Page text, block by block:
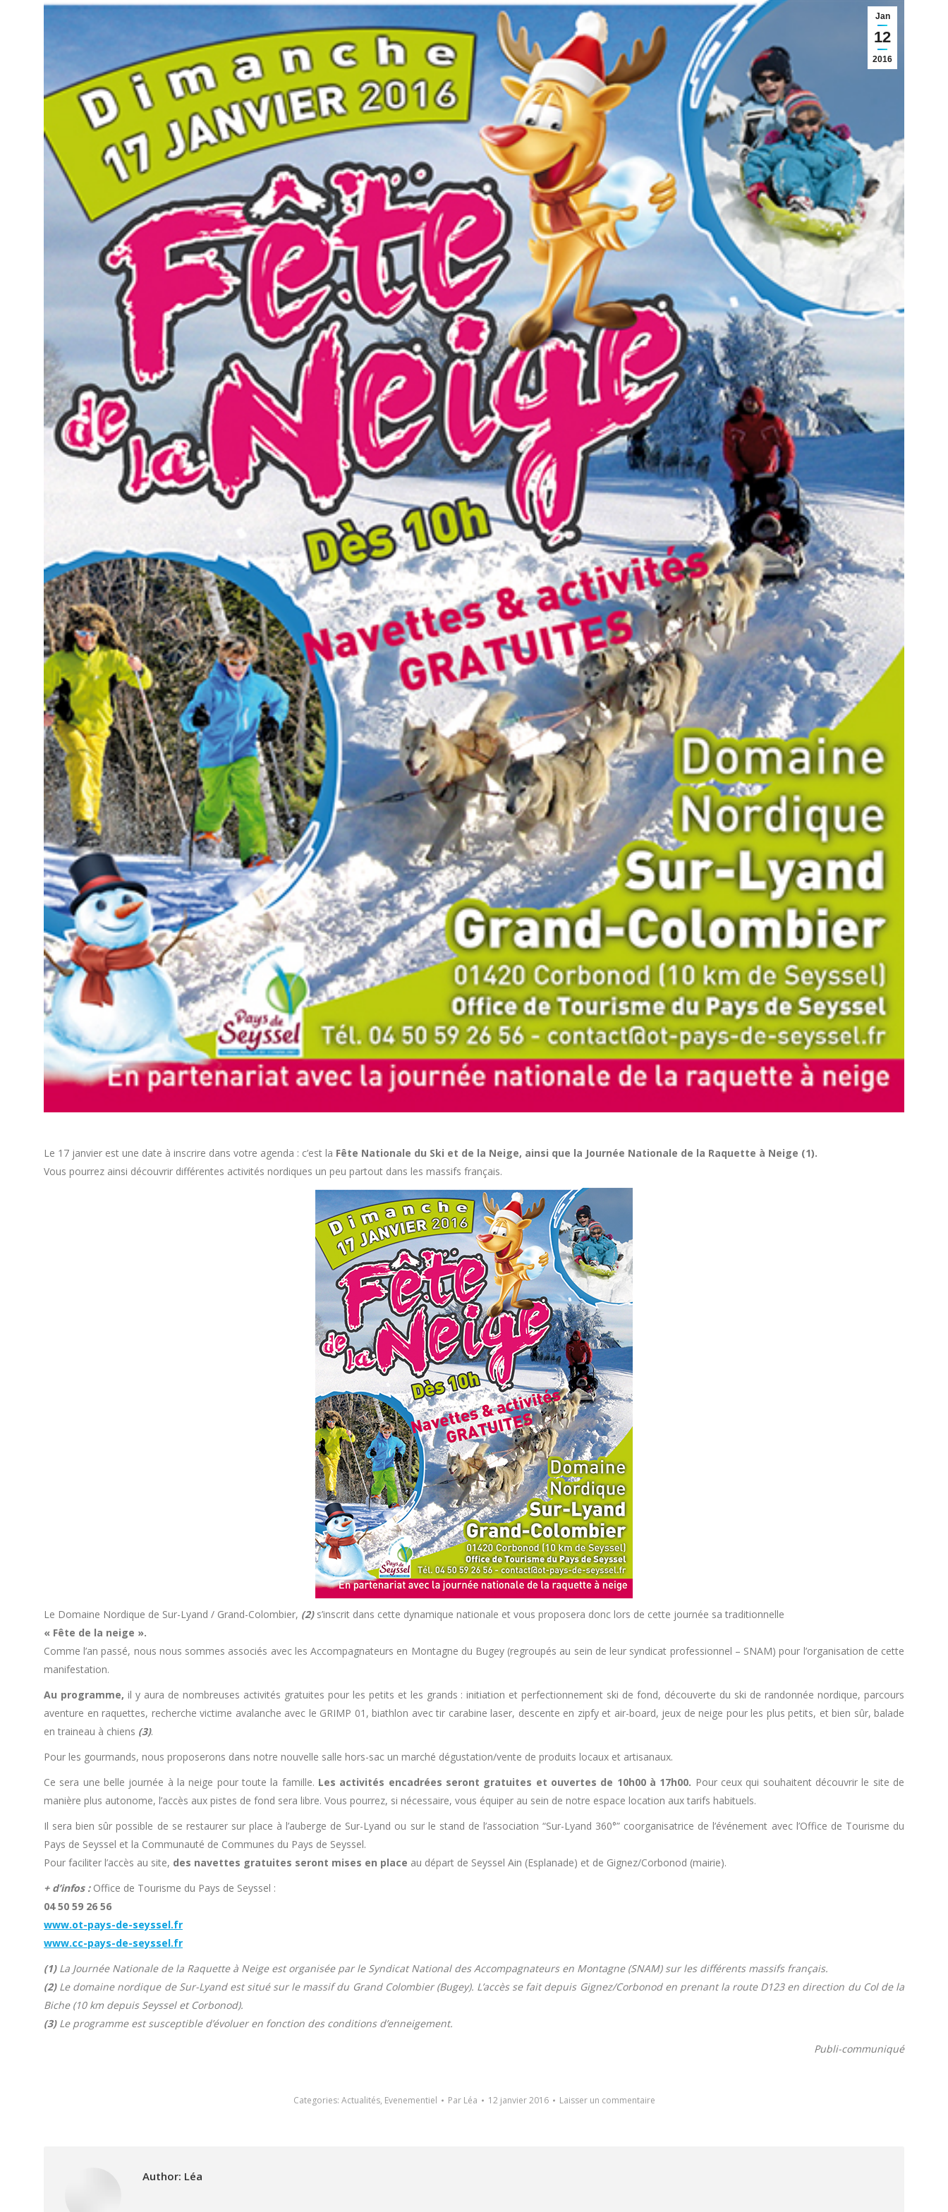
Jan
12
2016
Le 17 janvier est une date à inscrire dans votre agenda : c’est la Fête Nationale du Ski et de la Neige, ainsi que la Journée Nationale de la Raquette à Neige (1).
Vous pourrez ainsi découvrir différentes activités nordiques un peu partout dans les massifs français.
Le Domaine Nordique de Sur-Lyand / Grand-Colombier, (2)s’inscrit dans cette dynamique nationale et vous proposera donc lors de cette journée sa traditionnelle
« Fête de la neige ».
Comme l’an passé, nous nous sommes associés avec les Accompagnateurs en Montagne du Bugey (regroupés au sein de leur syndicat professionnel – SNAM) pour l’organisation de cette
manifestation.
Au programme, il y aura de nombreuses activités gratuites pour les petits et les grands : initiation et perfectionnement ski de fond, découverte du ski de randonnée nordique, parcours
aventure en raquettes, recherche victime avalanche avec le GRIMP 01, biathlon avec tir carabine laser, descente en zipfy et air-board, jeux de neige pour les plus petits, et bien sûr, balade
en traineau à chiens (3).
Pour les gourmands, nous proposerons dans notre nouvelle salle hors-sac un marché dégustation/vente de produits locaux et artisanaux.
Ce sera une belle journée à la neige pour toute la famille. Les activités encadrées seront gratuites et ouvertes de 10h00 à 17h00. Pour ceux qui souhaitent découvrir le site de
manière plus autonome, l’accès aux pistes de fond sera libre. Vous pourrez, si nécessaire, vous équiper au sein de notre espace location aux tarifs habituels.
Il sera bien sûr possible de se restaurer sur place à l’auberge de Sur-Lyand ou sur le stand de l’association “Sur-Lyand 360°” coorganisatrice de l’événement avec l’Office de Tourisme du
Pays de Seyssel et la Communauté de Communes du Pays de Seyssel.
Pour faciliter l’accès au site, des navettes gratuites seront mises en place au départ de Seyssel Ain (Esplanade) et de Gignez/Corbonod (mairie).
+ d’infos :Office de Tourisme du Pays de Seyssel :
04 50 59 26 56
www.ot-pays-de-seyssel.fr
www.cc-pays-de-seyssel.fr
(1)La Journée Nationale de la Raquette à Neige est organisée par le Syndicat National des Accompagnateurs en Montagne (SNAM) sur les différents massifs français.
(2)Le domaine nordique de Sur-Lyand est situé sur le massif du Grand Colombier (Bugey). L’accès se fait depuis Gignez/Corbonod en prenant la route D123 en direction du Col de la
Biche (10 km depuis Seyssel et Corbonod).
(3)Le programme est susceptible d’évoluer en fonction des conditions d’enneigement.
Publi-communiqué
Categories: Actualités, Evenementiel Par Léa 12 janvier 2016 Laisser un commentaire
Author: Léa